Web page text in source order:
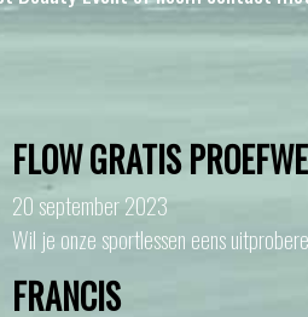
FLOW GRATIS
20 september 2023
Wil je onze sportlessen eens
FRANCIS